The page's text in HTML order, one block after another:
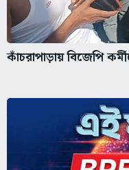
কাঁচরাপাড়ায় বিজেপি